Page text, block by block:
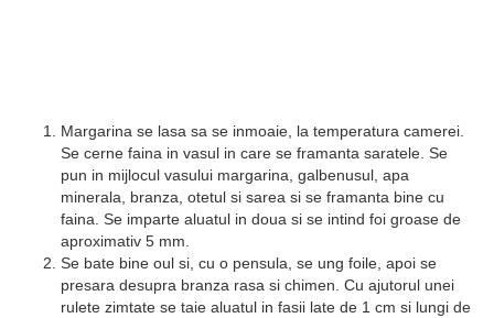
Margarina se lasa sa se inmoaie, la temperatura camerei.
Se cerne faina in vasul in care se framanta saratele. Se
pun in mijlocul vasului margarina, galbenusul, apa
minerala, branza, otetul si sarea si se framanta bine cu
faina. Se imparte aluatul in doua si se intind foi groase de
aproximativ 5 mm.
Se bate bine oul si, cu o pensula, se ung foile, apoi se
presara desupra branza rasa si chimen. Cu ajutorul unei
rulete zimtate se taie aluatul in fasii late de 1 cm si lungi de